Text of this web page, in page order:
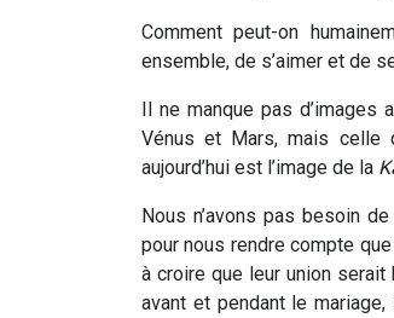
Comment peut-on
ensemble, de s’aimer et de
Il ne manque pas d’images
Vénus et Mars, mais celle
aujourd’hui est l’image de la
Nous n’avons pas besoin
pour nous rendre compte
à croire que leur union serait
avant et pendant le